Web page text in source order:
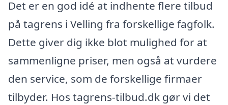
Det er en god idé at indhente flere tilbud
på tagrens i Velling fra forskellige fagfolk.
Dette giver dig ikke blot mulighed for at
sammenligne priser, men også at vurdere
den service, som de forskellige firmaer
tilbyder. Hos tagrens-tilbud.dk gør vi det